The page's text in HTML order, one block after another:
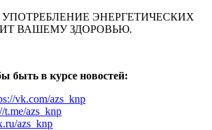
УПОТРЕБЛЕНИЕ ЭНЕРГЕТИЧЕСКИХ
ВАШЕМУ ЗДОРОВЬЮ.
быть в курсе новостей:
vk.com/azs_knp
t.me/azs_knp
azs_knp